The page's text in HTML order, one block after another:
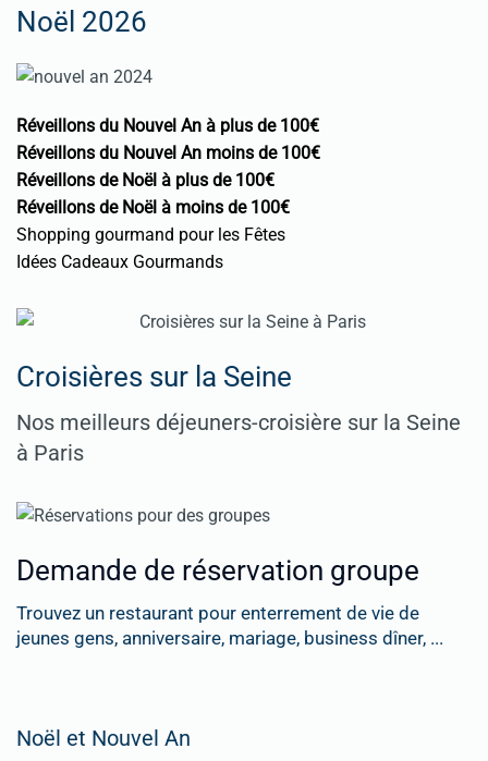
Noël 2026
Réveillons du Nouvel An à plus de 100€
Réveillons du Nouvel An moins de 100€
Réveillons de Noël à plus de 100€
Réveillons de Noël à moins de 100€
Shopping gourmand pour les Fêtes
Idées Cadeaux Gourmands
Croisières sur la Seine
Nos meilleurs déjeuners-croisière sur la Seine
à Paris
Demande de réservation groupe
Trouvez un restaurant pour enterrement de vie de
jeunes gens, anniversaire, mariage, business dîner, ...
Noël et Nouvel An